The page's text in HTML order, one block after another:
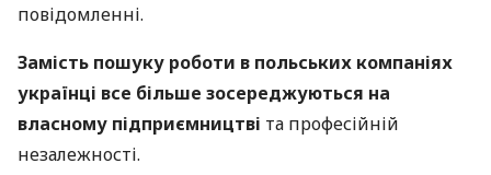
повідомленні.
Замість пошуку роботи в польських компаніях
українці все більше зосереджуються на
власному підприємництві та професійній
незалежності.